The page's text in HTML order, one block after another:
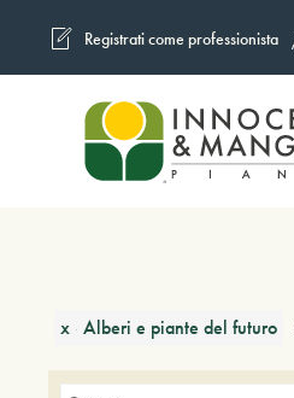
Skip to main content
Registrati come professionista
x Alberi e piante del futuro